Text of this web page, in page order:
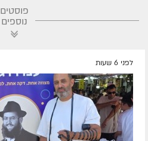
פוסטים
נוספים
לפני 6 שעות